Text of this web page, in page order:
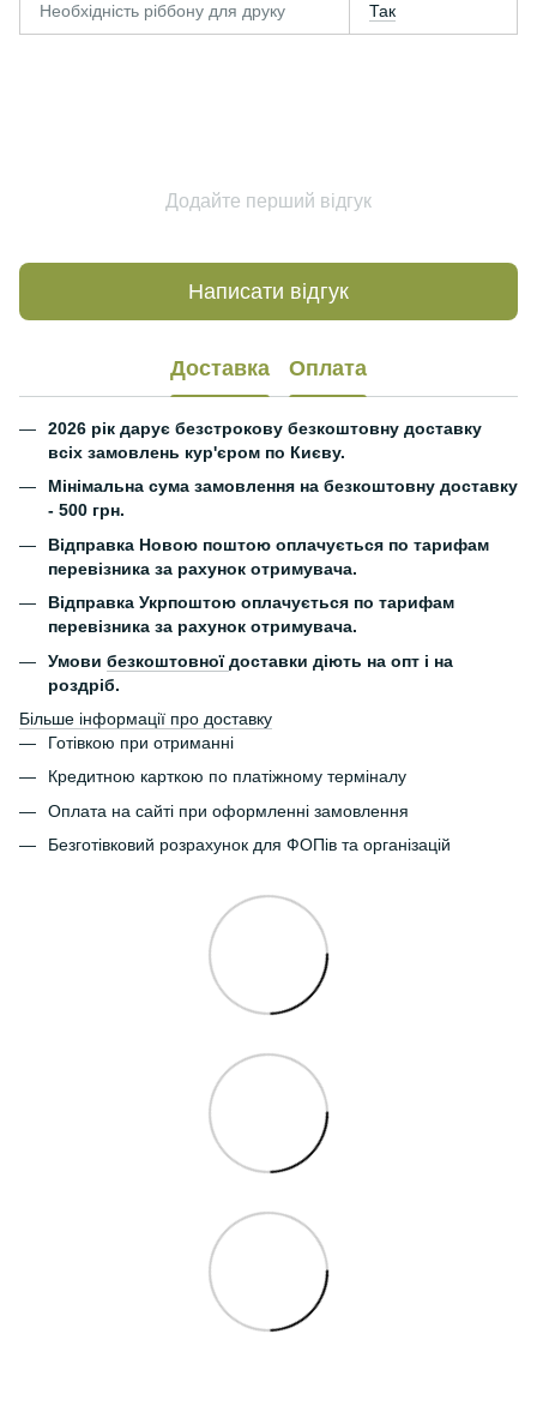
Необхідність ріббону для друку Так
Додайте перший відгук
Написати відгук
Доставка Оплата
2026 рік дарує безстрокову безкоштовну доставку
всіх замовлень кур'єром по Києву.
Мінімальна сума замовлення на безкоштовну доставку
- 500 грн.
Відправка Новою поштою оплачується по тарифам
перевізника за рахунок отримувача.
Відправка Укрпоштою оплачується по тарифам
перевізника за рахунок отримувача.
Умови безкоштовноїдоставки діють на опт і на
роздріб.
Більше інформації про доставку
Готівкою при отриманні
Кредитною карткою по платіжному терміналу
Оплата на сайті при оформленні замовлення
Безготівковий розрахунок для ФОПів та організацій